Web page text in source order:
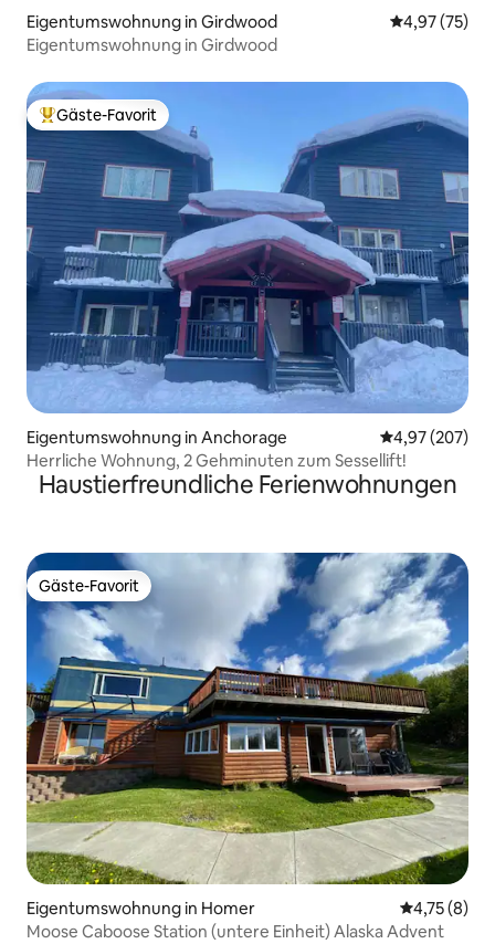
Eigentumswohnung in Girdwood
4,97 (75)
Eigentumswohnung in Girdwood
Beliebter Gäste-Favorit.
Gäste-Favorit
Eigentumswohnung in Anchorage
4,97 (207)
Herrliche Wohnung, 2 Gehminuten zum Sessellift!
Haustierfreundliche Ferienwohnungen
Gäste-Favorit
Gäste-Favorit
Eigentumswohnung in Homer
4,75 (8)
Moose Caboose Station (untere Einheit) Alaska Advent